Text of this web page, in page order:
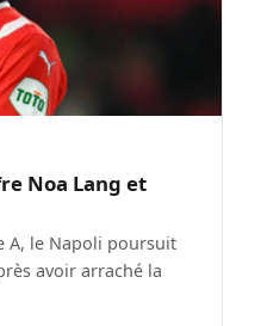
Noa Lang et
A, le Napoli poursuit
avoir arraché la